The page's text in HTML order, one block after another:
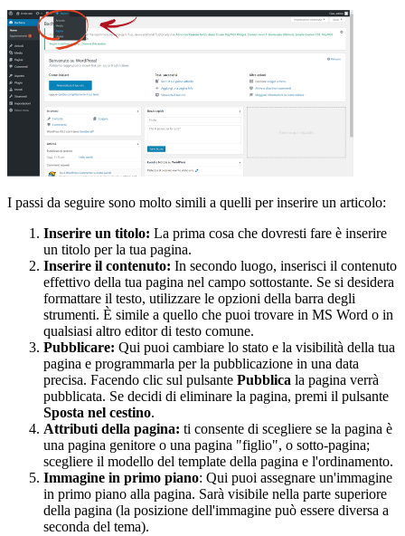
I passi da seguire sono molto simili a quelli per inserire un articolo:
Inserire un titolo: La prima cosa che dovresti fare è inserire
un titolo per la tua pagina.
Inserire il contenuto: In secondo luogo, inserisci il contenuto
effettivo della tua pagina nel campo sottostante. Se si desidera
formattare il testo, utilizzare le opzioni della barra degli
strumenti. È simile a quello che puoi trovare in MS Word o in
qualsiasi altro editor di testo comune.
Pubblicare: Qui puoi cambiare lo stato e la visibilità della tua
pagina e programmarla per la pubblicazione in una data
precisa. Facendo clic sul pulsante Pubblica la pagina verrà
pubblicata. Se decidi di eliminare la pagina, premi il pulsante
Sposta nel cestino.
Attributi della pagina: ti consente di scegliere se la pagina è
una pagina genitore o una pagina "figlio", o sotto-pagina;
scegliere il modello del template della pagina e l'ordinamento.
Immagine in primo piano: Qui puoi assegnare un'immagine
in primo piano alla pagina. Sarà visibile nella parte superiore
della pagina (la posizione dell'immagine può essere diversa a
seconda del tema).